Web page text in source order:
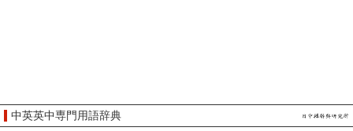
中英英中専門用語辞典